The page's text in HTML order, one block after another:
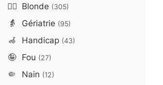
👱‍♀️ Blonde (305)
👵 Gériatrie (95)
🦽 Handicap (43)
🤪 Fou (27)
🤏 Nain (12)